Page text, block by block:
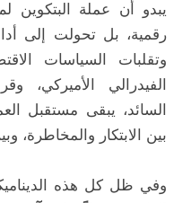
يبدو أن عملة البتكوين
رقمية، بل تحولت إلى
وتقلبات السياسات
الفيدرالي الأميركي،
السائد، يبقى مستقبل
بين الابتكار والمخاطرة،
وفي ظل كل هذه